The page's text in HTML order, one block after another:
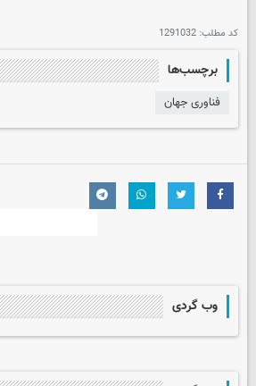
کد مطلب: 1291032
برچسب‌ها
فناوری جهان
وب گردی